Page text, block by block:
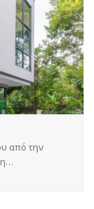
από την